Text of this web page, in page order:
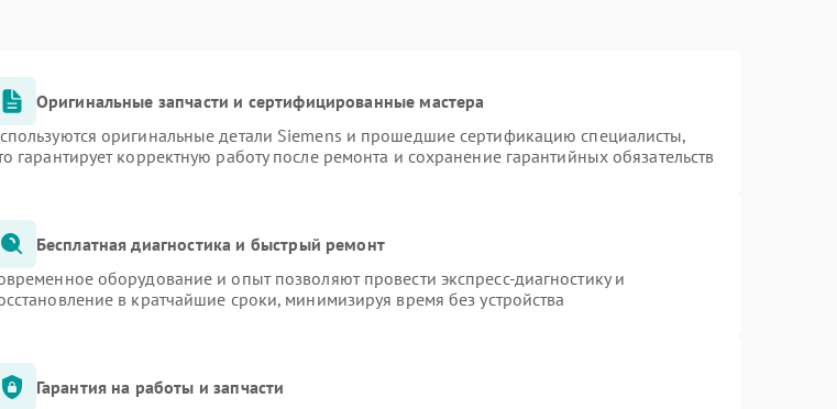
Оригинальные запчасти и сертифицированные мастера
оригинальные детали Siemens и прошедшие сертификацию специалисты,
гарантирует корректную работу после ремонта и сохранение гарантийных обязательств
Бесплатная диагностика и быстрый ремонт
оборудование и опыт позволяют провести экспресс-диагностику и
в кратчайшие сроки, минимизируя время без устройства
Гарантия на работы и запчасти